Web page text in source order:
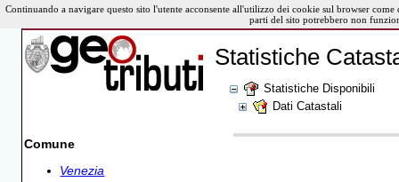
Comune
Venezia
Statistiche
Statistiche Disponibili
Dati Catastali
Continuando a navigare questo sito l'utente acconsente all'utilizzo dei cookie sul browser
parti del sito potrebbero non